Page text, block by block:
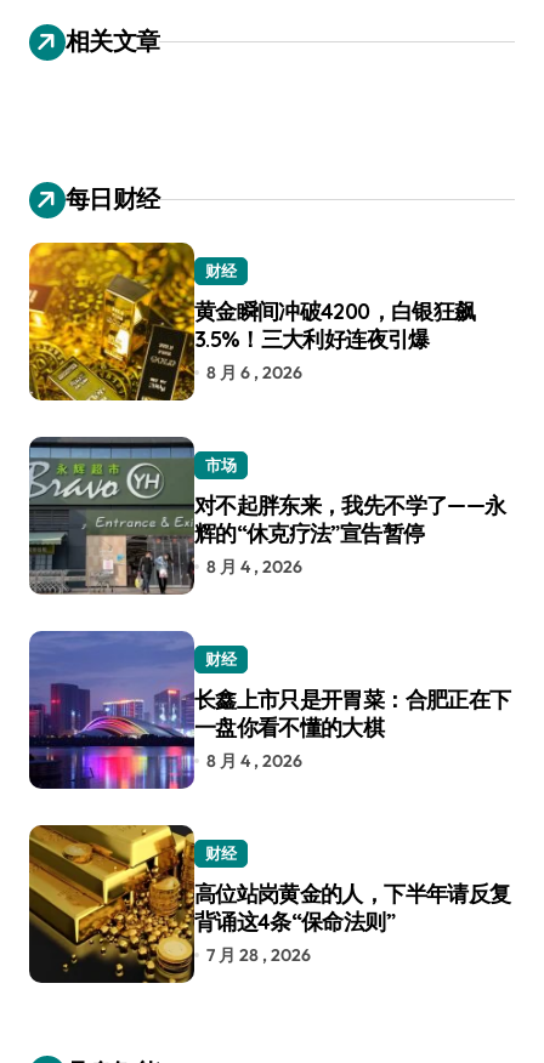
导
航 相关文章
每日财经
财经
黄金瞬间冲破4200，白银狂飙
3.5%！三大利好连夜引爆
8 月 6 , 2026
市场
对不起胖东来，我先不学了——永
辉的“休克疗法”宣告暂停
8 月 4 , 2026
财经
长鑫上市只是开胃菜：合肥正在下
一盘你看不懂的大棋
8 月 4 , 2026
财经
高位站岗黄金的人，下半年请反复
背诵这4条“保命法则”
7 月 28 , 2026